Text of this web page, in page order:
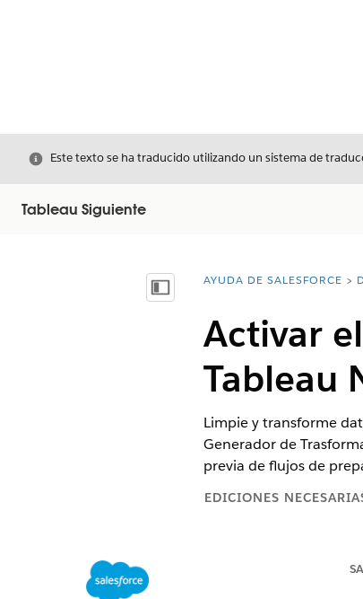
Cerrar
Este texto se ha traducido utilizando un sistema de
Tableau Siguiente
Mostrar índice de materias
Usted está aquí:
AYUDA DE SALESFORCE
Activar
Tableau
Limpie y transforme
Generador de
previa de flujos de
EDICIONES